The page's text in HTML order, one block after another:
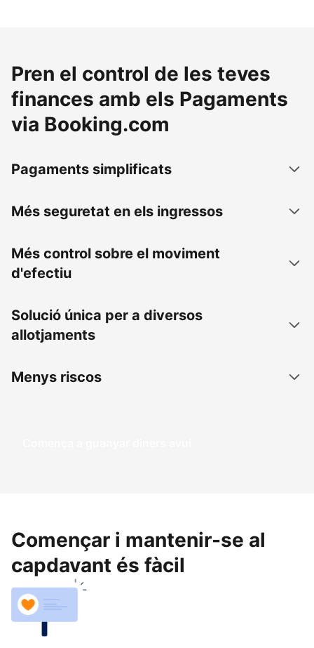
Pren el control de les teves
finances amb els Pagaments
via Booking.com
Pagaments simplificats
Més seguretat en els ingressos
Més control sobre el moviment
d'efectiu
Solució única per a diversos
allotjaments
Menys riscos
Comença a guanyar diners avui
Començar i mantenir-se al
capdavant és fàcil